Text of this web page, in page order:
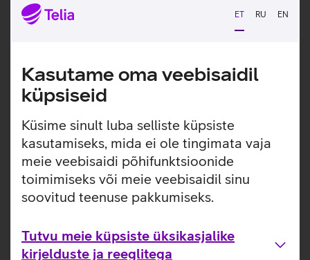
ET RU EN
Kasutame oma veebisaidil
küpsiseid
Küsime sinult luba selliste küpsiste
kasutamiseks, mida ei ole tingimata vaja
meie veebisaidi põhifunktsioonide
toimimiseks või meie veebisaidil sinu
soovitud teenuse pakkumiseks.
Tutvu meie küpsiste üksikasjalike
kirjelduste ja reeglitega